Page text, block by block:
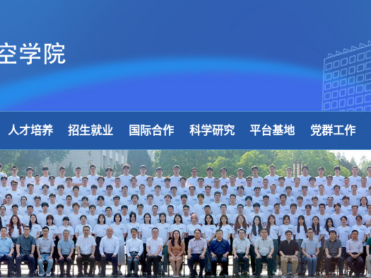
人才培养 招生就业 国际合作 科学研究 平台基地 党群工作